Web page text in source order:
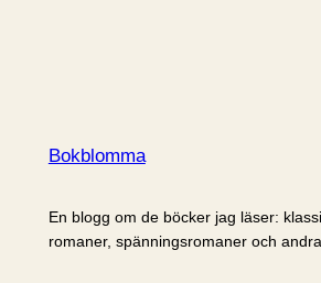
Bokblomma
En blogg om de böcker jag läser:
romaner, spänningsromaner och